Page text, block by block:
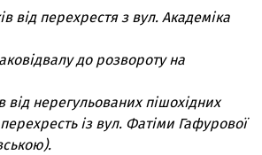
від перехрестя з вул. Академіка
до розвороту на
від нерегульованих пішохідних
із вул. Фатіми Гафурової